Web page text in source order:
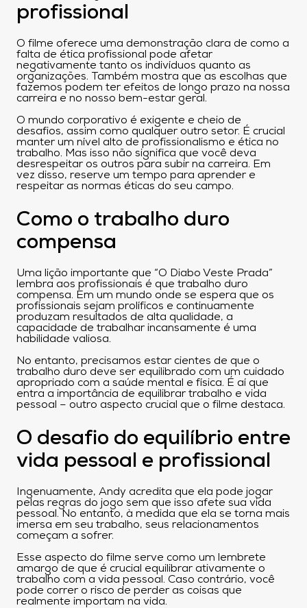
profissional
O filme oferece uma demonstração clara de como a
falta de ética profissional pode afetar
negativamente tanto os indivíduos quanto as
organizações. Também mostra que as escolhas que
fazemos podem ter efeitos de longo prazo na nossa
carreira e no nosso bem-estar geral.
O mundo corporativo é exigente e cheio de
desafios, assim como qualquer outro setor. É crucial
manter um nível alto de profissionalismo e ética no
trabalho. Mas isso não significa que você deva
desrespeitar os outros para subir na carreira. Em
vez disso, reserve um tempo para aprender e
respeitar as normas éticas do seu campo.
Como o trabalho duro
compensa
Uma lição importante que “O Diabo Veste Prada”
lembra aos profissionais é que trabalho duro
compensa. Em um mundo onde se espera que os
profissionais sejam prolíficos e continuamente
produzam resultados de alta qualidade, a
capacidade de trabalhar incansamente é uma
habilidade valiosa.
No entanto, precisamos estar cientes de que o
trabalho duro deve ser equilibrado com um cuidado
apropriado com a saúde mental e física. É aí que
entra a importância de equilibrar trabalho e vida
pessoal – outro aspecto crucial que o filme destaca.
O desafio do equilíbrio entre
vida pessoal e profissional
Ingenuamente, Andy acredita que ela pode jogar
pelas regras do jogo sem que isso afete sua vida
pessoal. No entanto, à medida que ela se torna mais
imersa em seu trabalho, seus relacionamentos
começam a sofrer.
Esse aspecto do filme serve como um lembrete
amargo de que é crucial equilibrar ativamente o
trabalho com a vida pessoal. Caso contrário, você
pode correr o risco de perder as coisas que
realmente importam na vida.